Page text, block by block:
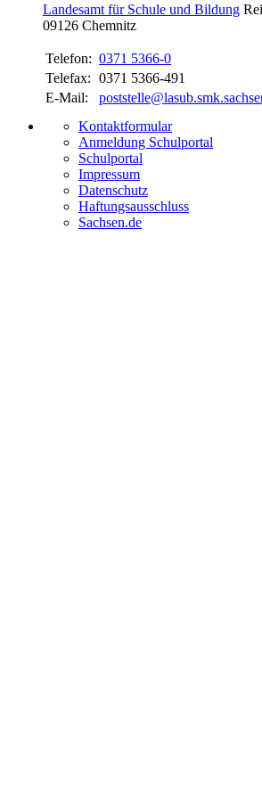
Landesamt für Schule und Bildung
09126 Chemnitz
Telefon: 0371 5366-0
Telefax: 0371 5366-491
E-Mail:
Kontaktformular
Anmeldung Schulportal
Schulportal
Impressum
Datenschutz
Haftungsausschluss
Sachsen.de